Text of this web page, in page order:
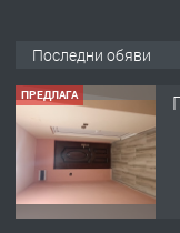
Последни обяви
ПРЕДЛАГА